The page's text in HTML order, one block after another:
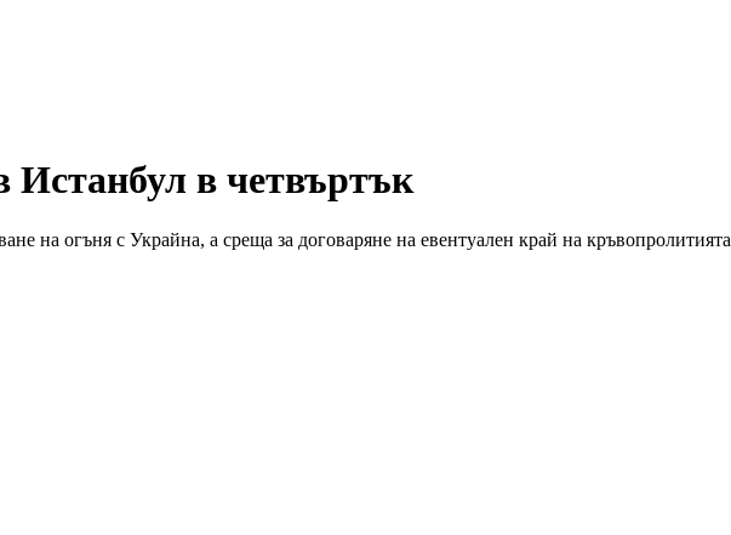
в четвъртък
на огъня с Украйна, а среща за договаряне на евентуален край на кръвопролитията